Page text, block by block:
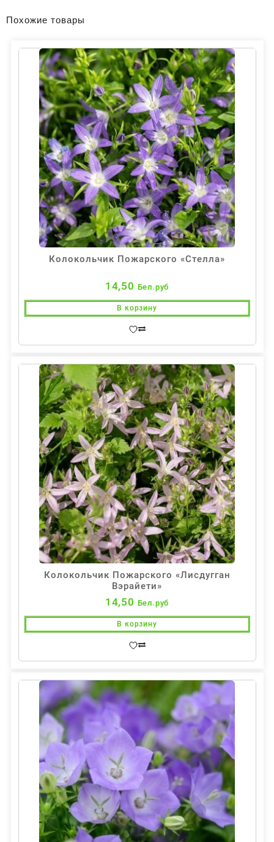
Похожие товары
Колокольчик Пожарского «Стелла»
14,50 Бел.руб
В корзину
Колокольчик Пожарского «Лисдугган
Вэрайети»
14,50 Бел.руб
В корзину